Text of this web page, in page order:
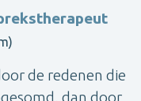
de redenen die
dan door